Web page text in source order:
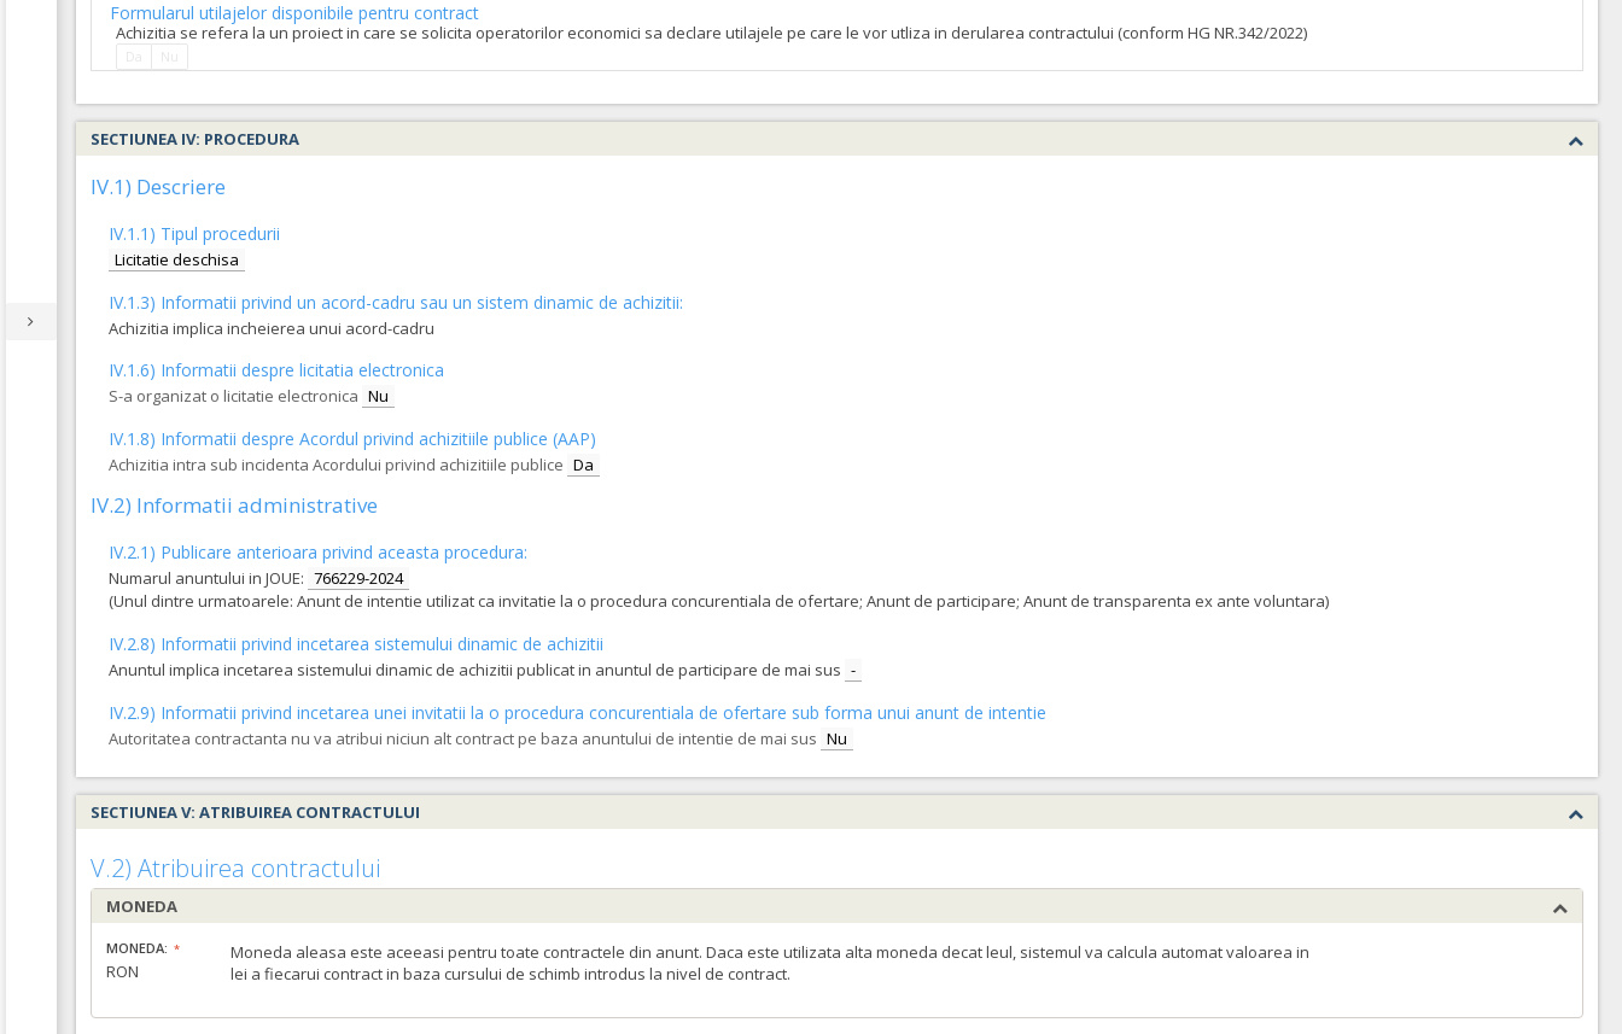
Formularul utilajelor disponibile pentru contract
Achizitia se refera la un proiect in care se solicita operatorilor economici sa declare utilajele pe care le vor utliza in derularea contractului (conform HG NR.342/2022)
SECTIUNEA IV: PROCEDURA
IV.1) Descriere
IV.1.1) Tipul procedurii
Licitatie deschisa
IV.1.3) Informatii privind un acord-cadru sau un sistem dinamic de achizitii:
Achizitia implica incheierea unui acord-cadru
IV.1.6) Informatii despre licitatia electronica
S-a organizat o licitatie electronica Nu
IV.1.8) Informatii despre Acordul privind achizitiile publice (AAP)
Achizitia intra sub incidenta Acordului privind achizitiile publice Da
IV.2) Informatii administrative
IV.2.1) Publicare anterioara privind aceasta procedura:
Numarul anuntului in JOUE: 766229-2024
(Unul dintre urmatoarele: Anunt de intentie utilizat ca invitatie la o procedura concurentiala de ofertare; Anunt de participare; Anunt de transparenta ex ante voluntara)
IV.2.8) Informatii privind incetarea sistemului dinamic de achizitii
Anuntul implica incetarea sistemului dinamic de achizitii publicat in anuntul de participare de mai sus -
IV.2.9) Informatii privind incetarea unei invitatii la o procedura concurentiala de ofertare sub forma unui anunt de intentie
Autoritatea contractanta nu va atribui niciun alt contract pe baza anuntului de intentie de mai sus Nu
SECTIUNEA V: ATRIBUIREA CONTRACTULUI
V.2) Atribuirea contractului
MONEDA
MONEDA:
RON
Moneda aleasa este aceeasi pentru toate contractele din anunt. Daca este utilizata alta moneda decat leul, sistemul va calcula automat valoarea in
lei a fiecarui contract in baza cursului de schimb introdus la nivel de contract.